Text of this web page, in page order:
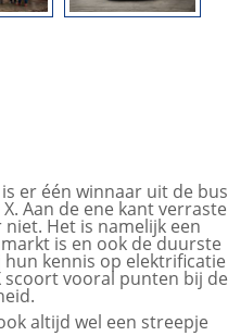
er één winnaar uit de bus
Aan de ene kant verraste
Het is namelijk een
is en ook de duurste
hun kennis op elektrificatie
scoort vooral punten bij de
altijd wel een streepje